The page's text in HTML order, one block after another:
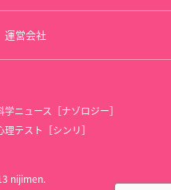
運営会社
学ニュース［ナゾロジー］
理テスト［シンリ］
nijimen.